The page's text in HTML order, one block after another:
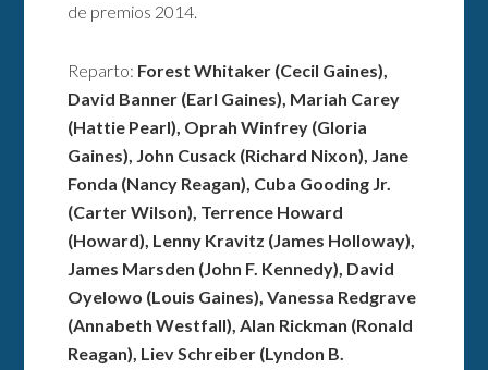
de premios 2014.
Reparto: Forest Whitaker (Cecil Gaines),
David Banner (Earl Gaines), Mariah Carey
(Hattie Pearl), Oprah Winfrey (Gloria
Gaines), John Cusack (Richard Nixon), Jane
Fonda (Nancy Reagan), Cuba Gooding Jr.
(Carter Wilson), Terrence Howard
(Howard), Lenny Kravitz (James Holloway),
James Marsden (John F. Kennedy), David
Oyelowo (Louis Gaines), Vanessa Redgrave
(Annabeth Westfall), Alan Rickman (Ronald
Reagan), Liev Schreiber (Lyndon B.